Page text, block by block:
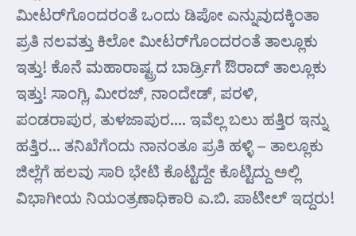
ಮೀಟರ್‌ಗೊಂದರಂತೆ ಒಂದು ಡಿಪೋ ಎನ್ನುವುದಕ್ಕಿಂತಾ
ಪ್ರತಿ ನಲವತ್ತು ಕಿಲೋ ಮೀಟರ್‌ಗೊಂದರಂತೆ ತಾಲ್ಲೂಕು
ಇತ್ತು! ಕೊನೆ ಮಹಾರಾಷ್ಟ್ರದ ಬಾರ್ಡ್ರಿಗೆ ಔರಾದ್ ತಾಲ್ಲೂಕು
ಇತ್ತು! ಸಾಂಗ್ಲಿ, ಮೀರಜ್, ನಾಂದೇಡ್, ಪರಳಿ,
ಪಂಡರಾಪುರ, ತುಳಜಾಪುರ…. ಇವೆಲ್ಲ ಬಲು ಹತ್ತಿರ ಇನ್ನು
ಹತ್ತಿರ… ತನಿಖೆಗೆಂದು ನಾನಂತೂ ಪ್ರತಿ ಹಳ್ಳಿ – ತಾಲ್ಲೂಕು
ಜಿಲ್ಲೆಗೆ ಹಲವು ಸಾರಿ ಭೇಟಿ ಕೊಟ್ಟಿದ್ದೇ ಕೊಟ್ಟಿದ್ದು ಅಲ್ಲಿ
ವಿಭಾಗೀಯ ನಿಯಂತ್ರಣಾಧಿಕಾರಿ ಎ.ಬಿ. ಪಾಟೀಲ್ ಇದ್ದರು!